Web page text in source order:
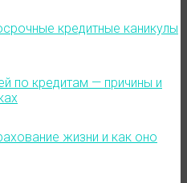
кредитные каникулы
по кредитам — причины и
жизни и как оно